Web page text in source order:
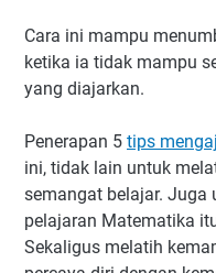
Cara ini mampu
ketika ia tidak mampu
yang diajarkan.
Penerapan 5 tips
ini, tidak lain untuk
semangat belajar. Juga
pelajaran Matematika
Sekaligus melatih